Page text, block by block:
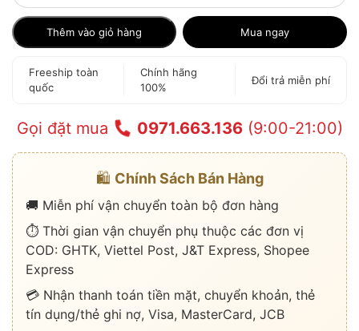
Thêm vào giỏ hàng Mua ngay
Freeship toàn
quốc
Chính hãng
100%
Đổi trả miễn phí
Gọi đặt mua 0971.663.136(9:00-21:00)
🛍️ Chính Sách Bán Hàng
🚚 Miễn phí vận chuyển toàn bộ đơn hàng
⏱️ Thời gian vận chuyển phụ thuộc các đơn vị
COD: GHTK, Viettel Post, J&T Express, Shopee
Express
💳 Nhận thanh toán tiền mặt, chuyển khoản, thẻ
tín dụng/thẻ ghi nợ, Visa, MasterCard, JCB